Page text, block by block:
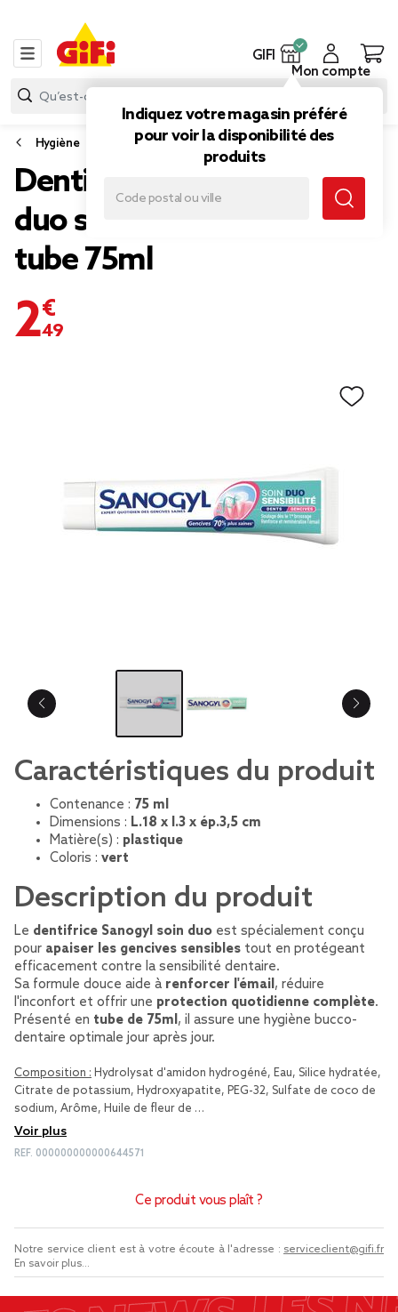
GIFI
Indiquez votre magasin préféré
pour voir la disponibilité des
produits
Mon compte
Hygiène
Dentifrice Sanogyl soin
duo sensibilité gencives
tube 75ml
2,49 €
Caractéristiques du produit
Contenance : 75 ml
Dimensions : L.18 x l.3 x ép.3,5 cm
Matière(s) : plastique
Coloris : vert
Description du produit
Le dentifrice Sanogyl soin duo est spécialement conçu
pour apaiser les gencives sensibles tout en protégeant
efficacement contre la sensibilité dentaire.
Sa formule douce aide à renforcer l'émail, réduire
l'inconfort et offrir une protection quotidienne complète.
Présenté en tube de 75ml, il assure une hygiène bucco-
dentaire optimale jour après jour.
Composition : Hydrolysat d'amidon hydrogéné, Eau, Silice hydratée,
Citrate de potassium, Hydroxyapatite, PEG-32, Sulfate de coco de
sodium, Arôme, Huile de fleur de …
Voir plus
REF. 000000000000644571
Ce produit vous plaît ?
Notre service client est à votre écoute à l'adresse : serviceclient@gifi.fr
En savoir plus...